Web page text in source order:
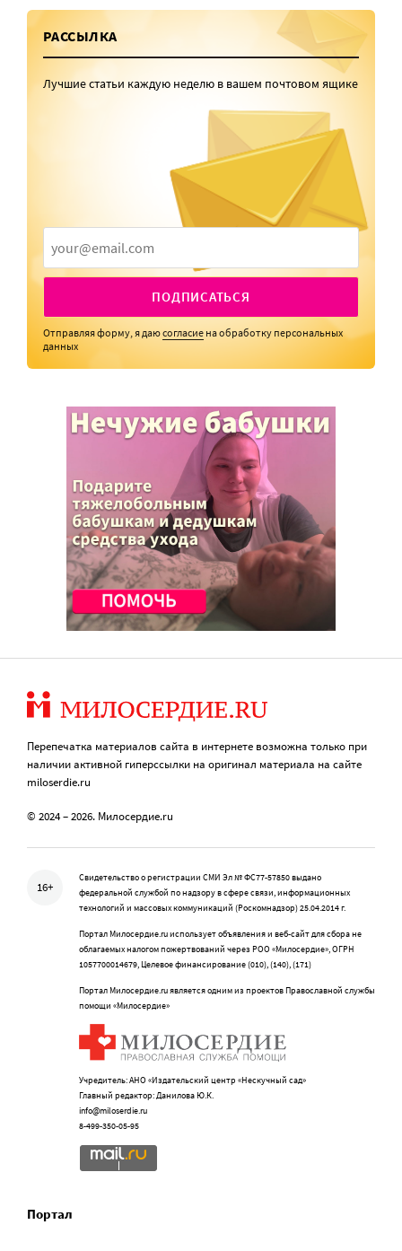
РАССЫЛКА
Лучшие статьи каждую неделю в вашем почтовом ящике
ПОДПИСАТЬСЯ
Отправляя форму, я даюсогласие на обработку персональных
данных
Перепечатка материалов сайта в интернете возможна только при
наличии активной гиперссылки на оригинал материала на сайте
miloserdie.ru
© 2024 – 2026. Милосердие.ru
16+
Свидетельство о регистрации СМИ Эл № ФС77-57850 выдано
федеральной службой по надзору в сфере связи, информационных
технологий и массовых коммуникаций (Роскомнадзор) 25.04.2014 г.
Портал Милосердие.ru использует объявления и веб-сайт для сбора не
облагаемых налогом пожертвований через РОО «Милосердие», ОГРН
1057700014679, Целевое финансирование (010), (140), (171)
Портал Милосердие.ru является одним из проектов Православной службы
помощи «Милосердие»
Учредитель: АНО «Издательский центр «Нескучный сад»
Главный редактор: Данилова Ю.К.
info@miloserdie.ru
8-499-350-05-95
Портал